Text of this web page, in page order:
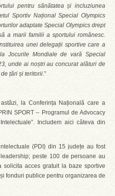
pentru sănătatea și incluziunea
Sportiv Național Special Olympics
adaptate Special Olympics drept
a marii familii a sportului românesc.
unei delegații sportive care a
Jocurile Mondiale de vară Special
unde ai noștri au concurat alături de
țări și teritorii.”
la Conferința Națională care a
SPORT – Programul de Advocacy
Includem aici câteva din
(PDI) din 15 județe au fost
peste 100 de persoane au
solicita acces gratuit la baze sportive
fonduri publice pentru organizarea de